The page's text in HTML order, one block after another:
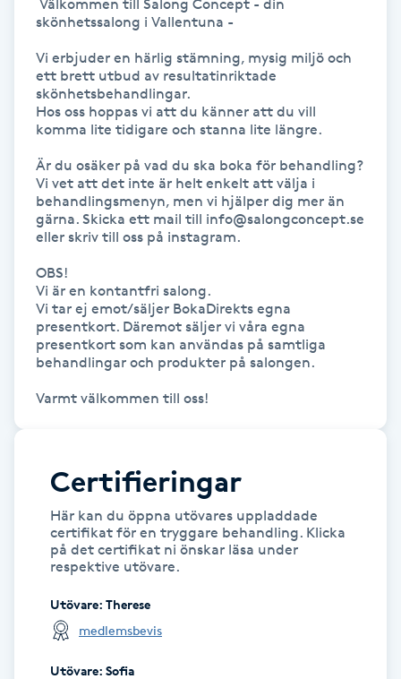
Kosmetisk tatuering
Kostrådgivning
Kroppsinpackning
Kroppspeeling
Käkledsbehandling
Kärlbehandling
Laserbehandling
Lashlift Keratin
Liktornar
LPG-behandling
skönhetssalong i Vallentuna -
Vi erbjuder en härlig stämning, mysig miljö och
ett brett utbud av resultatinriktade
skönhetsbehandlingar.
Hos oss hoppas vi att du känner att du vill
komma lite tidigare och stanna lite längre.
Är du osäker på vad du ska boka för behandling?
Vi vet att det inte är helt enkelt att välja i
behandlingsmenyn, men vi hjälper dig mer än
gärna. Skicka ett mail till info@salongconcept.se
eller skriv till oss på instagram.
OBS!
Vi är en kontantfri salong.
Vi tar ej emot/säljer BokaDirekts egna
presentkort. Däremot säljer vi våra egna
presentkort som kan användas på samtliga
behandlingar och produkter på salongen.
Varmt välkommen till oss!
Certifieringar
Här kan du öppna utövares uppladdade
certifikat för en tryggare behandling. Klicka
på det certifikat ni önskar läsa under
respektive utövare.
Utövare: Therese
medlemsbevis
Utövare: Sofia